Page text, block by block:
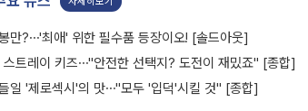
만?⋯'최애' 위한 필수품 등장이오! [솔드아웃]
스트레이 키즈⋯"안전한 선택지? 도전이 재밌죠" [종합]
일 '제로섹시'의 맛⋯"모두 '입덕'시킬 것" [종합]